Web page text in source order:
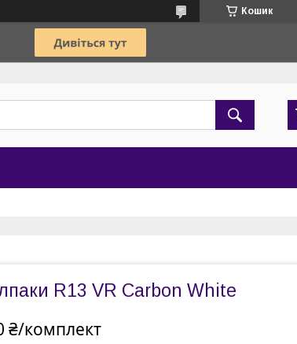
Кошик
R13 VR Carbon White
₴/комплект